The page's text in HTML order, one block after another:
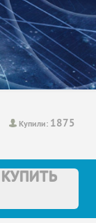
Купили: 1875
КУПИТЬ